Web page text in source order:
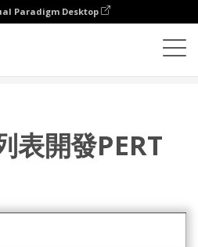
Paradigm Desktop
表開發PERT